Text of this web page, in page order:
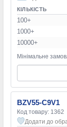
КІЛЬКІСТЬ
100+
1000+
10000+
Мінімальне
BZV55-C9V1
Код товару: 1362
Додати до